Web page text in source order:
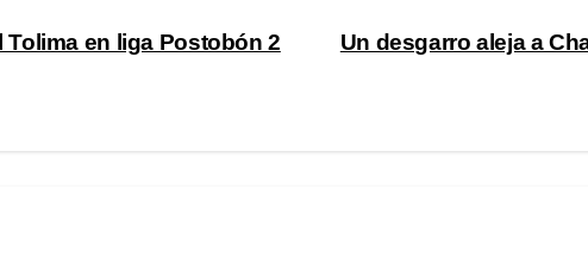
Un desgarro aleja a
en liga Postobón 2